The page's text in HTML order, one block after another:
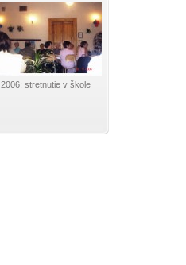
2006: stretnutie v škole